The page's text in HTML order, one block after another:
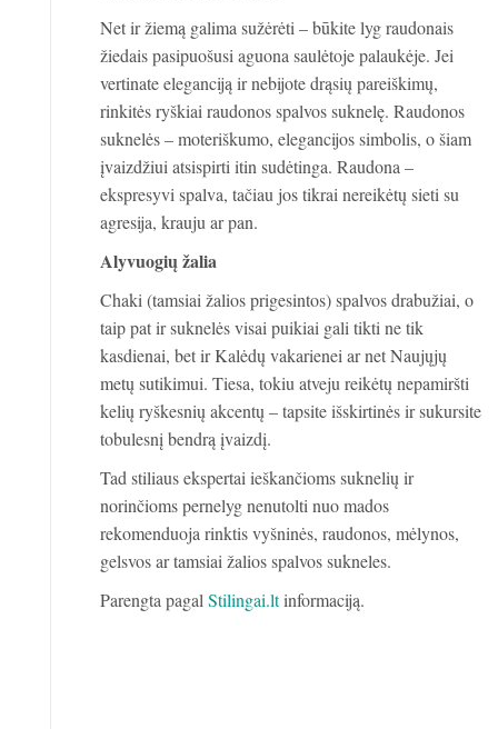
Net ir žiemą galima sužėrėti – būkite lyg raudonais
žiedais pasipuošusi aguona saulėtoje palaukėje. Jei
vertinate eleganciją ir nebijote drąsių pareiškimų,
rinkitės ryškiai raudonos spalvos suknelę. Raudonos
suknelės – moteriškumo, elegancijos simbolis, o šiam
įvaizdžiui atsispirti itin sudėtinga. Raudona –
ekspresyvi spalva, tačiau jos tikrai nereikėtų sieti su
agresija, krauju ar pan.
Alyvuogių žalia
Chaki (tamsiai žalios prigesintos) spalvos drabužiai, o
taip pat ir suknelės visai puikiai gali tikti ne tik
kasdienai, bet ir Kalėdų vakarienei ar net Naujųjų
metų sutikimui. Tiesa, tokiu atveju reikėtų nepamiršti
kelių ryškesnių akcentų – tapsite išskirtinės ir sukursite
tobulesnį bendrą įvaizdį.
Tad stiliaus ekspertai ieškančioms suknelių ir
norinčioms pernelyg nenutolti nuo mados
rekomenduoja rinktis vyšninės, raudonos, mėlynos,
gelsvos ar tamsiai žalios spalvos sukneles.
Parengta pagal Stilingai.ltinformaciją.